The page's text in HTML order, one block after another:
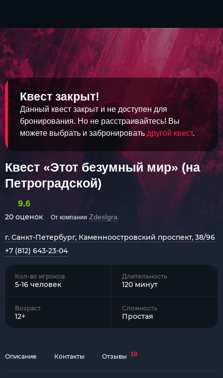
Квест закрыт!
Данный квест закрыт и не доступен для
бронирования. Но не расстраивайтесь! Вы
можете выбрать и забронировать другой квест.
Квест «Этот безумный мир» (на
Петроградской)
9.6
20 оценок От компании ZdesIgra
г. Санкт-Петербург, Каменноостровский проспект, 38/96
+7 (812) 643-23-04
Кол-во игроков
5-16 человек
Длительность
120 минут
Возраст
12+
Сложность
Простая
Описание Контакты Отзывы 10